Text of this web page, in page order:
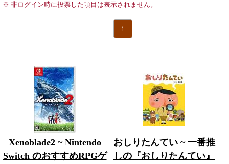
※ 非ログイン時に投票した項目は表示されません。
1
Xenoblade2 ~ Nintendo
Switch のおすすめRPGゲ
おしりたんてい ~ 一番推
しの『おしりたんてい』